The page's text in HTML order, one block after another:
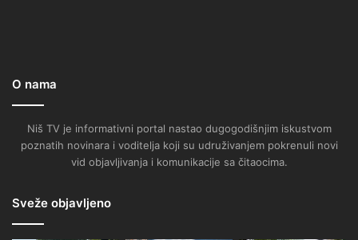
O nama
Niš TV je informativni portal nastao dugogodišnjim iskustvom
poznatih novinara i voditelja koji su udruživanjem pokrenuli novi
vid objavljivanja i komunikacije sa čitaocima.
Sveže objavljeno